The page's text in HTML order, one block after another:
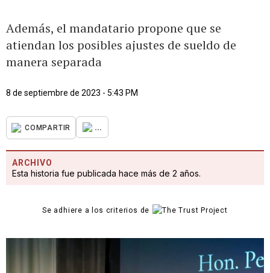
Además, el mandatario propone que se
atiendan los posibles ajustes de sueldo de
manera separada
8 de septiembre de 2023 - 5:43 PM
COMPARTIR ...
ARCHIVO
Esta historia fue publicada hace más de 2 años.
Se adhiere a los criterios de